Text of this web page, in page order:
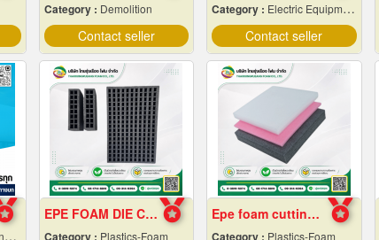
Category : Demolition
Contact seller
Category : Electric Equipment & Supplies-Wholesale & Manufacturers
Contact seller
EPE FOAM DIE CUTTING
Category : Plastics-Foam
Epe foam cutting Pad
Category : Plastics-Foam